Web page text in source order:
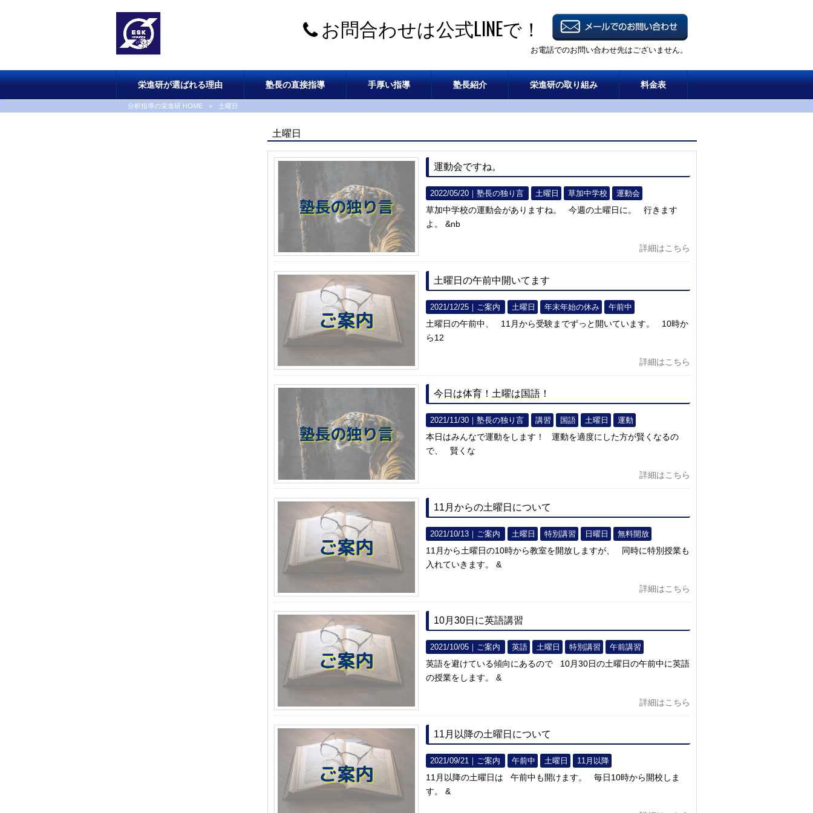
お問合わせは公式LINEで！
お電話でのお問い合わせ先はございません。
栄進研が選ばれる理由 塾長の直接指導 手厚い指導 塾長紹介 栄進研の取り組み 料金表
分析指導の栄進研 HOME > 土曜日
土曜日
運動会ですね。
2022/05/20｜塾長の独り言 土曜日 草加中学校 運動会
草加中学校の運動会がありますね。 今週の土曜日に。 行きます
よ。 &nb
詳細はこちら
土曜日の午前中開いてます
2021/12/25｜ ご案内 土曜日 年末年始の休み 午前中
土曜日の午前中、 11月から受験までずっと開いています。 10時か
ら12
詳細はこちら
今日は体育！土曜は国語！
2021/11/30｜塾長の独り言 講習 国語 土曜日 運動
本日はみんなで運動をします！ 運動を適度にした方が賢くなるの
で、 賢くな
詳細はこちら
11月からの土曜日について
2021/10/13｜ ご案内 土曜日 特別講習 日曜日 無料開放
11月から土曜日の10時から教室を開放しますが、 同時に特別授業も
入れていきます。 &
詳細はこちら
10月30日に英語講習
2021/10/05｜ ご案内 英語 土曜日 特別講習 午前講習
英語を避けている傾向にあるので 10月30日の土曜日の午前中に英語
の授業をします。 &
詳細はこちら
11月以降の土曜日について
2021/09/21｜ ご案内 午前中 土曜日 11月以降
11月以降の土曜日は 午前中も開けます。 毎日10時から開校しま
す。 &